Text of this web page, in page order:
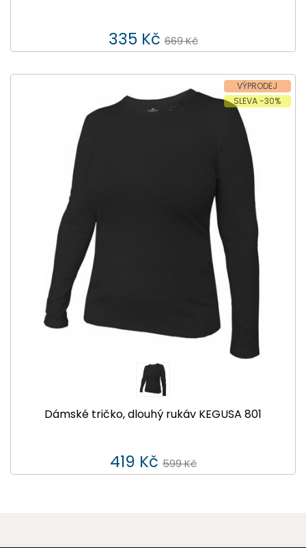
335 Kč 669 Kč
VÝPRODEJ
SLEVA -30%
Dámské tričko, dlouhý rukáv KEGUSA 801
419 Kč 599 Kč